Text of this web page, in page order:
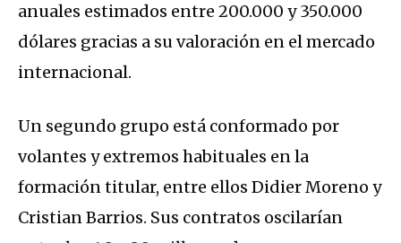
anuales estimados entre 200.000 y 350.000
dólares gracias a su valoración en el mercado
internacional.
Un segundo grupo está conformado por
volantes y extremos habituales en la
formación titular, entre ellos Didier Moreno y
Cristian Barrios. Sus contratos oscilarían